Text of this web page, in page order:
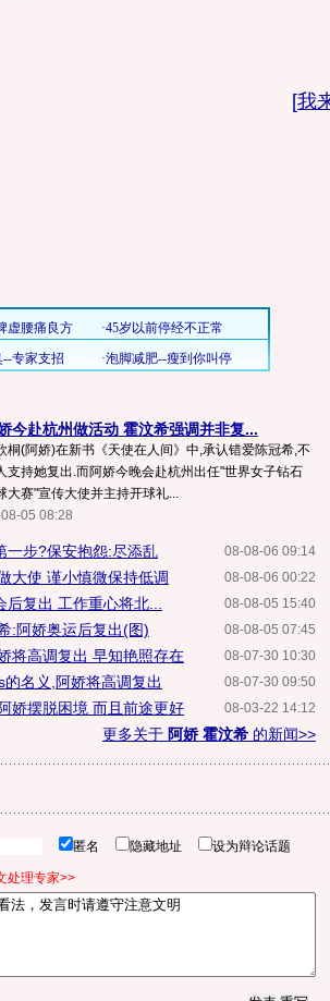
[我
今赴杭州做活动 霍汶希强调并非复...
桐(阿娇)在新书《天使在人间》中,承认错爱陈冠希,不
支持她复出.而阿娇今晚会赴杭州出任"世界女子钻石
大赛"宣传大使并主持开球礼...
05 08:28
08-08-06 09:14
一步?保安抱怨:尽添乱
08-08-06 00:22
大使 谨小慎微保持低调
08-08-05 15:40
复出 工作重心将北...
08-08-05 07:45
:阿娇奥运后复出(图)
08-07-30 10:30
将高调复出 早知艳照存在
08-07-30 09:50
名义,阿娇将高调复出
08-03-22 14:12
娇摆脱困境 而且前途更好
更多关于 阿娇 霍汶希 的新闻>>
匿名 隐藏地址 设为辩论话题
处理专家>>